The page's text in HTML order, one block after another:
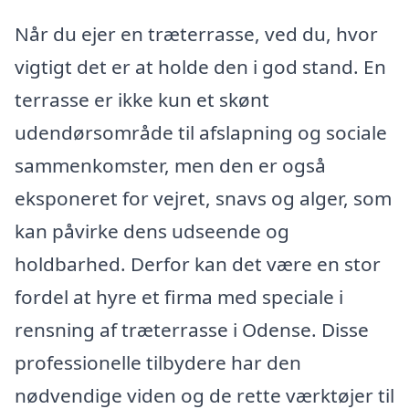
Når du ejer en træterrasse, ved du, hvor
vigtigt det er at holde den i god stand. En
terrasse er ikke kun et skønt
udendørsområde til afslapning og sociale
sammenkomster, men den er også
eksponeret for vejret, snavs og alger, som
kan påvirke dens udseende og
holdbarhed. Derfor kan det være en stor
fordel at hyre et firma med speciale i
rensning af træterrasse i Odense. Disse
professionelle tilbydere har den
nødvendige viden og de rette værktøjer til